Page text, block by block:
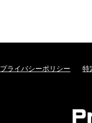
プライバシーポリシー 特